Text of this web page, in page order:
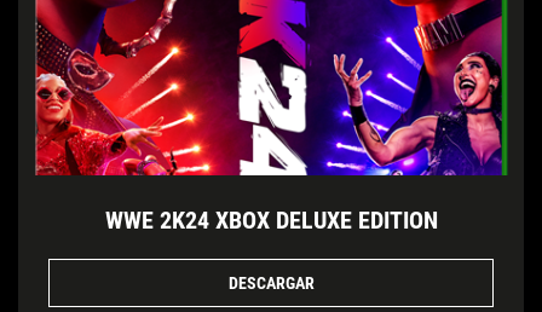
WWE 2K24 XBOX DELUXE EDITION
DESCARGAR